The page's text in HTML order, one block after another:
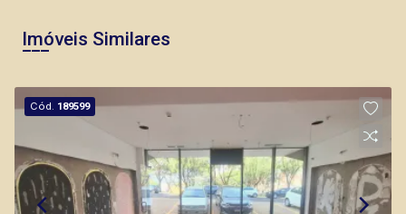
Imóveis Similares
Cód. 189599